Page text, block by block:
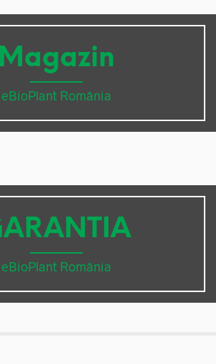
Magazin
eBioPlant România
eBioPlant România